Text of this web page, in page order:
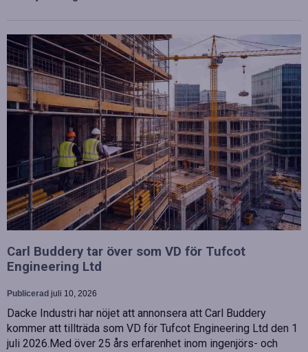
Carl Buddery tar över som VD för Tufcot
Engineering Ltd
Publicerad juli 10, 2026
Dacke Industri har nöjet att annonsera att Carl Buddery
kommer att tillträda som VD för Tufcot Engineering Ltd den 1
juli 2026.Med över 25 års erfarenhet inom ingenjörs- och